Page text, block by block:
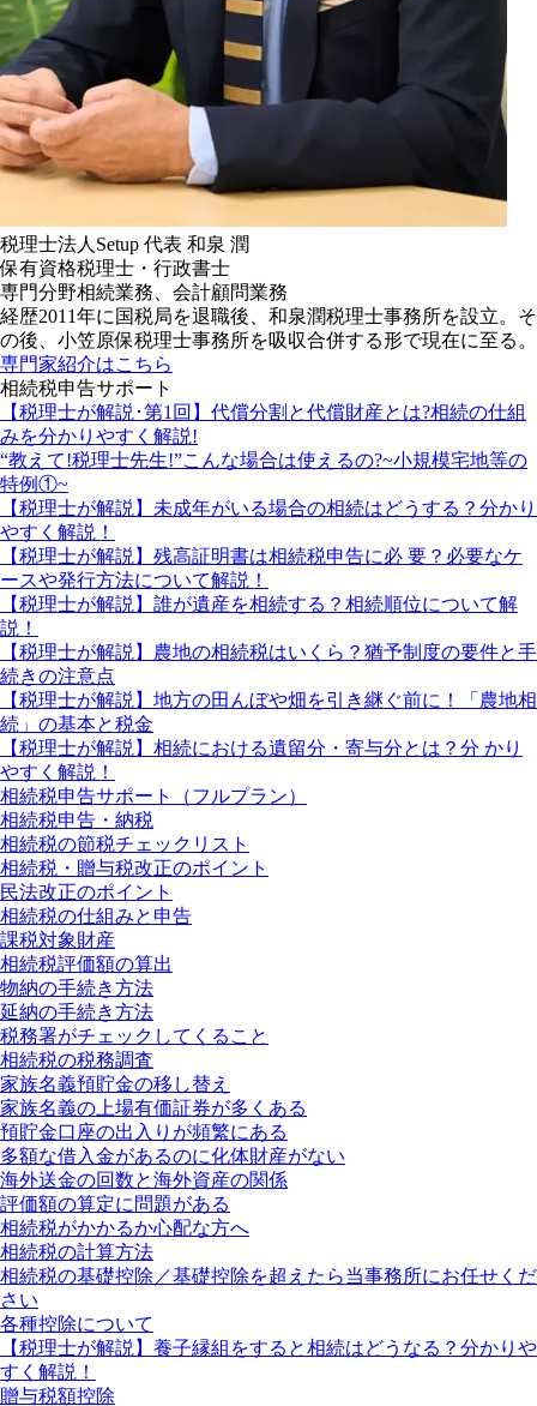
税理士法人Setup 代表 和泉 潤
保有資格税理士・行政書士
専門分野相続業務、会計顧問業務
経歴2011年に国税局を退職後、和泉潤税理士事務所を設立。そ
の後、小笠原保税理士事務所を吸収合併する形で現在に至る。
専門家紹介はこちら
相続税申告サポート
【税理士が解説･第1回】代償分割と代償財産とは?相続の仕組
みを分かりやすく解説!
“教えて!税理士先生!”こんな場合は使えるの?~小規模宅地等の
特例①~
【税理士が解説】未成年がいる場合の相続はどうする？分かり
やすく解説！
【税理士が解説】残高証明書は相続税申告に必 要？必要なケ
ースや発行方法について解説！
【税理士が解説】誰が遺産を相続する？相続順位について解
説！
【税理士が解説】農地の相続税はいくら？猶予制度の要件と手
続きの注意点
【税理士が解説】地方の田んぼや畑を引き継ぐ前に！「農地相
続」の基本と税金
【税理士が解説】相続における遺留分・寄与分とは？分 かり
やすく解説！
相続税申告サポート（フルプラン）
相続税申告・納税
相続税の節税チェックリスト
相続税・贈与税改正のポイント
民法改正のポイント
相続税の仕組みと申告
課税対象財産
相続税評価額の算出
物納の手続き方法
延納の手続き方法
税務署がチェックしてくること
相続税の税務調査
家族名義預貯金の移し替え
家族名義の上場有価証券が多くある
預貯金口座の出入りが頻繁にある
多額な借入金があるのに化体財産がない
海外送金の回数と海外資産の関係
評価額の算定に問題がある
相続税がかかるか心配な方へ
相続税の計算方法
相続税の基礎控除／基礎控除を超えたら当事務所にお任せくだ
さい
各種控除について
【税理士が解説】養子縁組をすると相続はどうなる？分かりや
すく解説！
贈与税額控除